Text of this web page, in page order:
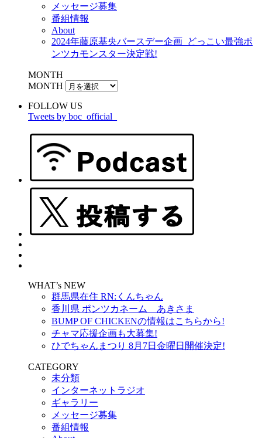
メッセージ募集
番組情報
About
2024年藤原基央バースデー企画_どっこい最強ポ
ンツカモンスター決定戦!
MONTH
MONTH
FOLLOW US
Tweets by boc_official_
WHAT’s NEW
群馬県在住 RN:くんちゃん
香川県 ポンツカネーム あきさま
BUMP OF CHICKENの情報はこちらから!
チャマ応援企画も大募集!
ひでちゃんまつり 8月7日金曜日開催決定!
CATEGORY
未分類
インターネットラジオ
ギャラリー
メッセージ募集
番組情報